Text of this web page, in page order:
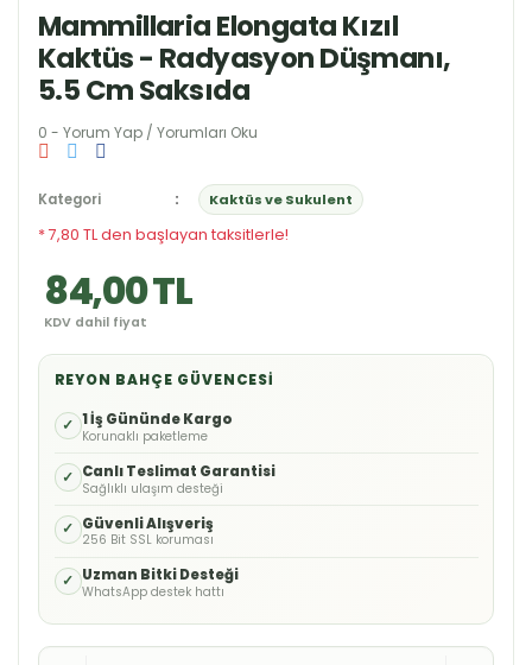
Mammillaria Elongata Kızıl
Kaktüs - Radyasyon Düşmanı,
5.5 Cm Saksıda
0 - Yorum Yap / Yorumları Oku
Kategori Kaktüs ve Sukulent
* 7,80 TL den başlayan taksitlerle!
84,00 TL
KDV dahil fiyat
REYON BAHÇE GÜVENCESI
✓ 1 İş Gününde Kargo
Korunaklı paketleme
✓ Canlı Teslimat Garantisi
Sağlıklı ulaşım desteği
✓ Güvenli Alışveriş
256 Bit SSL koruması
✓ Uzman Bitki Desteği
WhatsApp destek hattı